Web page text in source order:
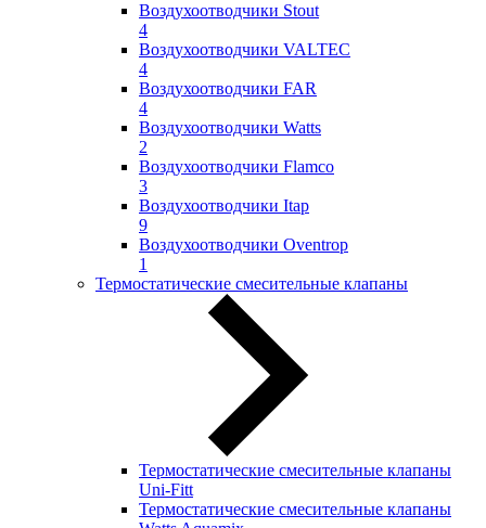
Воздухоотводчики Stout
4
Воздухоотводчики VALTEC
4
Воздухоотводчики FAR
4
Воздухоотводчики Watts
2
Воздухоотводчики Flamco
3
Воздухоотводчики Itap
9
Воздухоотводчики Oventrop
1
Термостатические смесительные клапаны
Термостатические смесительные клапаны
Uni-Fitt
Термостатические смесительные клапаны